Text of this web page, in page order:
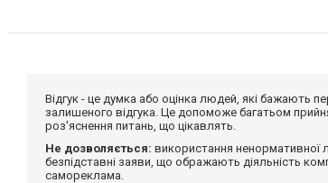
Відгук - це думка або оцінка людей, які бажають
залишеного відгука. Це допоможе багатьом
роз'яснення питань, що цікавлять.
Не дозволяється: використання ненормативної
безпідставні заяви, що ображають діяльність
самореклама.